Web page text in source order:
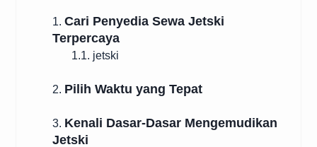
1. Cari Penyedia Sewa Jetski
Terpercaya
1.1. jetski
2. Pilih Waktu yang Tepat
3. Kenali Dasar-Dasar Mengemudikan
Jetski